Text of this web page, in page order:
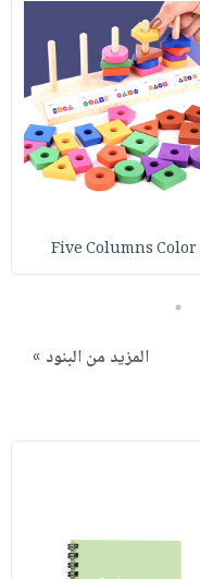
Five Columns Color
5
المزيد من البنود »